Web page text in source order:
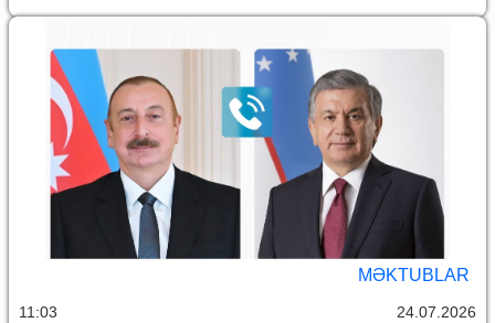
MƏKTUBLAR
11:03 24.07.2026